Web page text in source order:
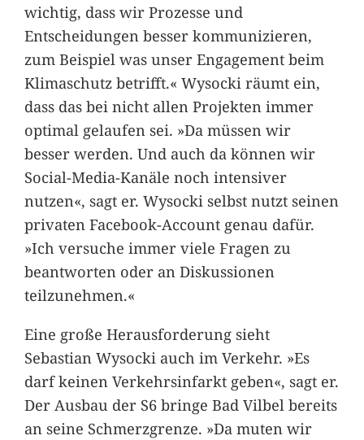
wichtig, dass wir Prozesse und
Entscheidungen besser kommunizieren,
zum Beispiel was unser Engagement beim
Klimaschutz betrifft.« Wysocki räumt ein,
dass das bei nicht allen Projekten immer
optimal gelaufen sei. »Da müssen wir
besser werden. Und auch da können wir
Social-Media-Kanäle noch intensiver
nutzen«, sagt er. Wysocki selbst nutzt seinen
privaten Facebook-Account genau dafür.
»Ich versuche immer viele Fragen zu
beantworten oder an Diskussionen
teilzunehmen.«
Eine große Herausforderung sieht
Sebastian Wysocki auch im Verkehr. »Es
darf keinen Verkehrsinfarkt geben«, sagt er.
Der Ausbau der S6 bringe Bad Vilbel bereits
an seine Schmerzgrenze. »Da muten wir